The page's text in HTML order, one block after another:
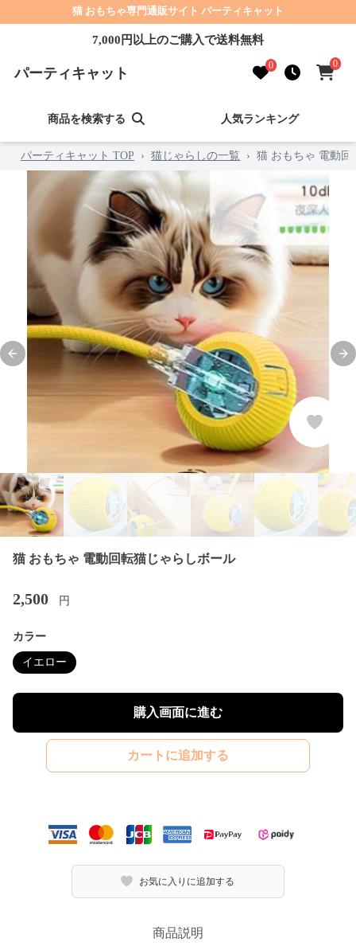
猫 おもちゃ専門通販サイト パーティキャット
7,000円以上のご購入で送料無料
パーティキャット 0 0
商品を検索する 人気ランキング
パーティキャット TOP › 猫じゃらしの一覧 › 猫 おもちゃ 電動回
Previous slide
猫 おもちゃ 電動回転猫じゃらしボール
2,500 円
カラー
イエロー
購入画面に進む
カートに追加する
お気に入りに追加する
商品説明